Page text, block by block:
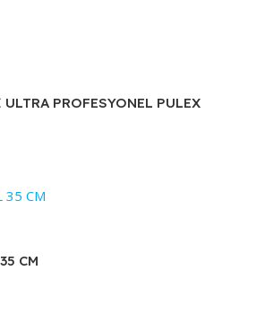
PROFESYONEL PULEX
CM